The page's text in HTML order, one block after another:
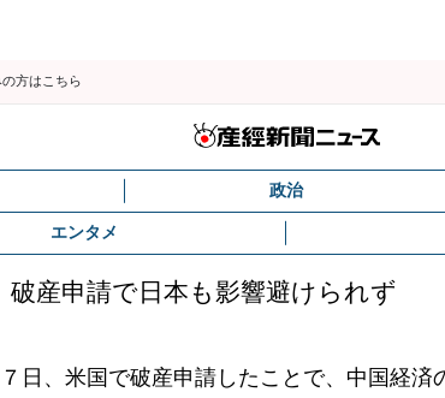
方はこちら
政治
エンタメ
産申請で日本も影響避けられず
、米国で破産申請したことで、中国経